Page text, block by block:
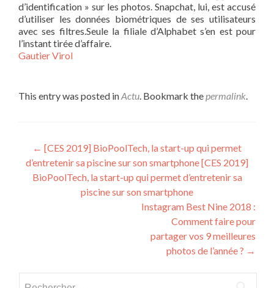
d’identification » sur les photos. Snapchat, lui, est accusé
d’utiliser les données biométriques de ses utilisateurs
avec ses filtres.Seule la filiale d’Alphabet s’en est pour
l’instant tirée d’affaire.
Gautier Virol
This entry was posted inActu. Bookmark thepermalink.
Post navigation
← [CES 2019] BioPoolTech, la start-up qui permet
d’entretenir sa piscine sur son smartphone [CES 2019]
BioPoolTech, la start-up qui permet d’entretenir sa
piscine sur son smartphone
Instagram Best Nine 2018 :
Comment faire pour
partager vos 9 meilleures
photos de l’année ? →